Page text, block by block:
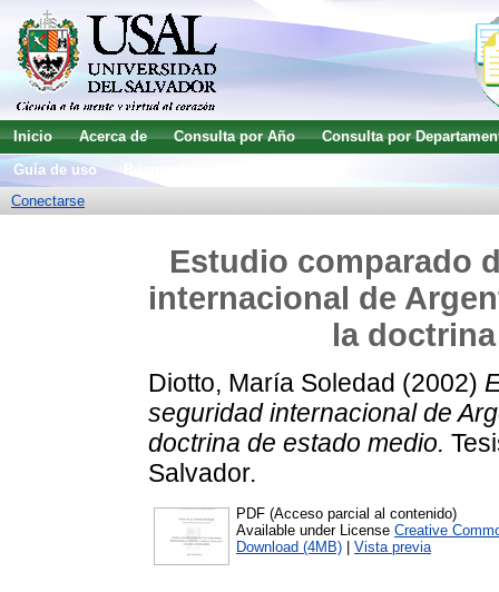
Inicio Acerca de Consulta por Año
Consulta por
Guía de uso
Conectarse
Estudio comparado
internacional de
la
Diotto, María Soledad (2002)
seguridad internacional de
doctrina de estado medio.
Salvador.
PDF (Acceso parcial al contenido)
Available under License Creative
Download (4MB)
Vista previa